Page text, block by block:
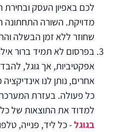
לכם באפיון העסק ובחירת
מדויקת. השורה התחתונה
שחוזר ללא זמן הבשלה
בפרסום לא תמיד ברור
אפקטיביות, אך גוגל,
אחרים, נותן לנו
כל פעולה. בעזרת המערכת
למדוד את התוצאות של
בגוגל- כל ליד, פנייה,